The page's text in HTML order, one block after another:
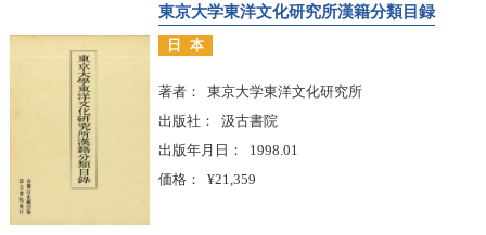
東京大学東洋文化研究所漢籍分類目録
日本
著者
東京大学東洋文化研究所
出版社
汲古書院
出版年月日
1998.01
価格
¥21,359